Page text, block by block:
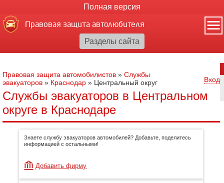
Полная версия
Правовая защита автолюбителя
Правовая защита автомобилистов » Службы
эвакуаторов » Краснодар » Центральный округ Вход
Службы эвакуаторов в Центральном
округе в Краснодаре
Знаете службу эвакуаторов автомобилей? Добавьте, поделитесь
информацией с остальными!
Добавить фирму